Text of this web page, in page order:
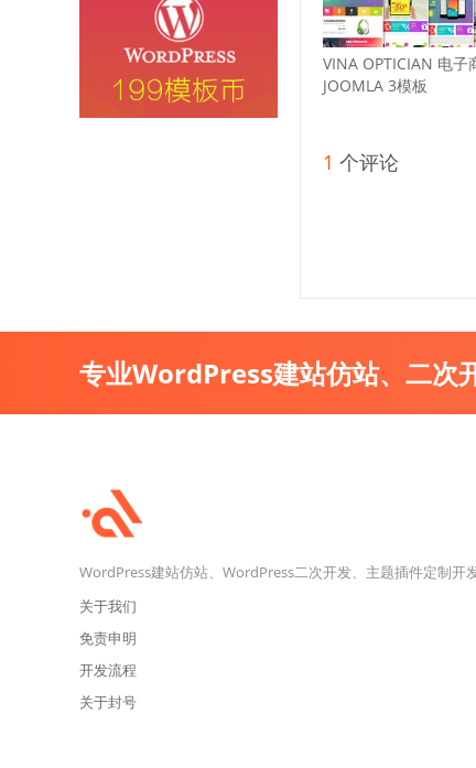
VINA OPTICIAN 电子
JOOMLA 3模板
1 个评论
专业WordPress建站仿站、二次
WordPress建站仿站、WordPress二次开发、主题插件定制开
关于我们
免责申明
开发流程
关于封号